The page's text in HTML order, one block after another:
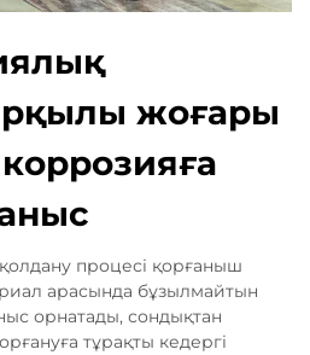
жоғары
процесі қорғаныш
арасында бұзылмайтын
орнатады, сондықтан
тұрақты кедергі